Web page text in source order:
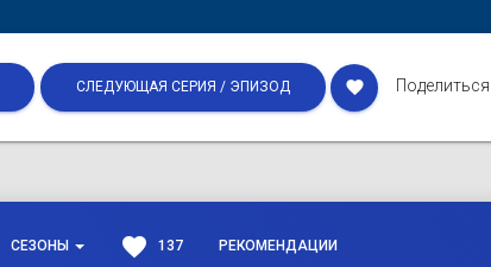
СЛЕДУЮЩАЯ СЕРИЯ / ЭПИЗОД favorite
СЕЗОНЫ favorite 137 РЕКОМЕНДАЦИИ